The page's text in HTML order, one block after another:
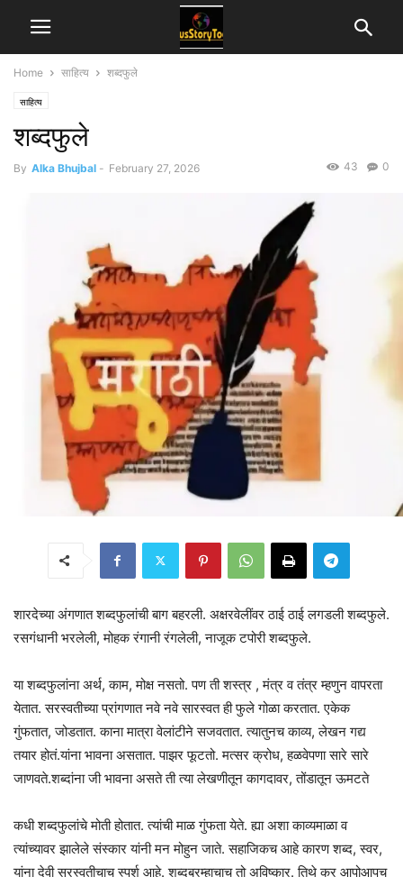
Home साहित्य शब्दफुले
साहित्य
शब्दफुले
By Alka Bhujbal - February 27, 2026 0
43
शारदेच्या अंगणात शब्दफुलांची बाग बहरली. अक्षरवेलींवर ठाई ठाई लगडली शब्दफुले.
रसगंधानी भरलेली, मोहक रंगानी रंगलेली, नाजूक टपोरी शब्दफुले.
या शब्दफुलांना अर्थ, काम, मोक्ष नसतो. पण ती शस्त्र , मंत्र व तंत्र म्हणुन वापरता
येतात. सरस्वतीच्या प्रांगणात नवे नवे सारस्वत ही फुले गोळा करतात. एकेक
गुंफतात, जोडतात. काना मात्रा वेलांटीने सजवतात. त्यातुनच काव्य, लेखन गद्य
तयार होतं.यांना भावना असतात. पाझर फूटतो. मत्सर क्रोध, हळवेपणा सारे सारे
जाणवते.शब्दांना जी भावना असते ती त्या लेखणीतून कागदावर, तोंडातून ऊमटते‌
कधी शब्दफुलांचे मोती होतात. त्यांची माळ गुंफता येते. ह्या अशा काव्यमाळा व
त्यांच्यावर झालेले संस्कार यांनी मन मोहुन जाते. सहाजिकच आहे कारण शब्द, स्वर,
यांना देवी सरस्वतीचाच स्पर्श आहे. शब्दब्रम्हाचाच तो अविष्कार. तिथे कर आपोआपच